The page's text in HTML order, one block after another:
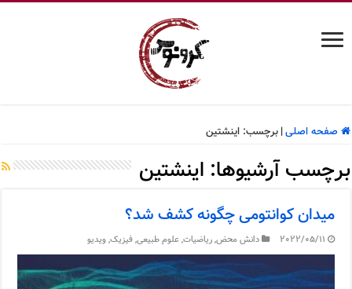
صفحه اصلی| برچسب:اینشتین
برچسب آرشیوها: اینشتین
میدان کوانتومی چگونه کشف شد؟
2022/05/11 دانش محض,ریاضیات,علوم طبیعی,فیزیک,ویدیو